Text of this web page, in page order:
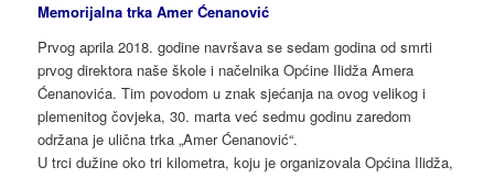
Memorijalna trka Amer Ćenanović
Prvog aprila 2018. godine navršava se sedam godina od smrti
prvog direktora naše škole i načelnika Općine Ilidža Amera
Ćenanovića. Tim povodom u znak sjećanja na ovog velikog i
plemenitog čovjeka, 30. marta već sedmu godinu zaredom
održana je ulična trka „Amer Ćenanović“.
U trci dužine oko tri kilometra, koju je organizovala Općina Ilidža,